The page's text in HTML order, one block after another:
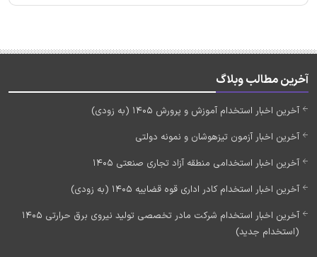
آخرین مطالب وبلاگ
آخرین اخبار استخدام آموزش و پرورش 1405 (به زودی)
آخرین اخبار آزمون تیزهوشان و نمونه دولتی
آخرین اخبار استخدامی منطقه آزاد تجاری صنعتی 1405
آخرین اخبار استخدام کادر اداری قوه قضاییه 1405 (به زودی)
آخرین اخبار استخدام شرکت مادر تخصصی تولید نیروی برق حرارتی 1405
(استخدام جدید)